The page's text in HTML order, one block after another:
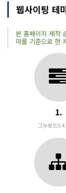
웹사이팅 테
본 홈페이지 제작
마를 기준으로 한
1.
그누보드